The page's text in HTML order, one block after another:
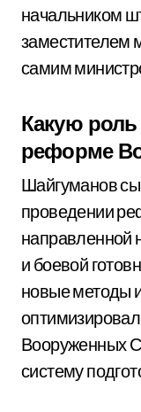
начальником
заместителем
самим
Какую
реформе
Шайгуманов
проведении
направленной
и боевой
новые методы
Вооруженных
систему